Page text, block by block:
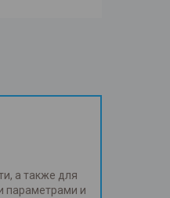
а также для
параметрами и